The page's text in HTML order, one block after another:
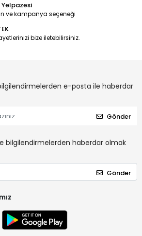
Yelpazesi
ve kampanya seçeneği
bize iletebilirsiniz.
e-posta ile haberdar
Gönder
bilgilendirmelerden haberdar olmak
Gönder